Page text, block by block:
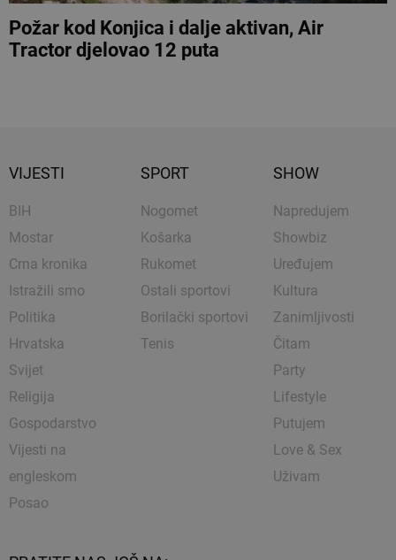
Požar kod Konjica i dalje aktivan, Air
Tractor djelovao 12 puta
VIJESTI
BIH
Mostar
Crna kronika
Istražili smo
Politika
Hrvatska
Svijet
Religija
Gospodarstvo
Vijesti na
engleskom
Posao
SPORT
Nogomet
Košarka
Rukomet
Ostali sportovi
Borilački sportovi
Tenis
SHOW
Napredujem
Showbiz
Uređujem
Kultura
Zanimljivosti
Čitam
Party
Lifestyle
Putujem
Love & Sex
Uživam